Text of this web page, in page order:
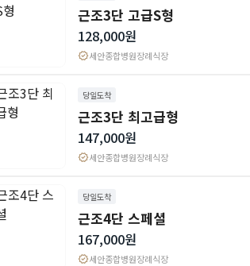
근조3단 고급S형
128,000원
verified세안종합병원장례식장
당일도착
근조3단 최고급형
147,000원
verified세안종합병원장례식장
당일도착
근조4단 스페셜
167,000원
verified세안종합병원장례식장